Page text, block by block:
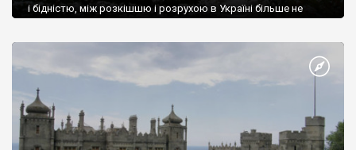
і бідністю, між розкішшю і розрухою в Україні більше не